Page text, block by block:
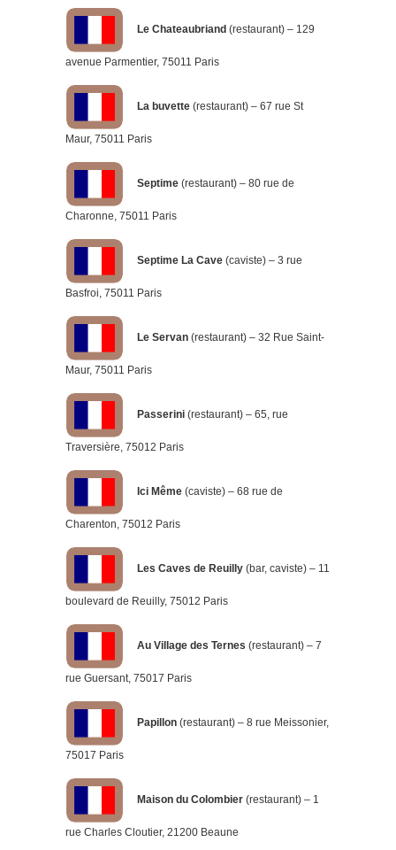
Le Chateaubriand (restaurant) – 129
avenue Parmentier, 75011 Paris
La buvette (restaurant) – 67 rue St
Maur, 75011 Paris
Septime (restaurant) – 80 rue de
Charonne, 75011 Paris
Septime La Cave (caviste) – 3 rue
Basfroi, 75011 Paris
Le Servan (restaurant) – 32 Rue Saint-
Maur, 75011 Paris
Passerini (restaurant) – 65, rue
Traversière, 75012 Paris
Ici Même (caviste) – 68 rue de
Charenton, 75012 Paris
Les Caves de Reuilly (bar, caviste) – 11
boulevard de Reuilly, 75012 Paris
Au Village des Ternes (restaurant) – 7
rue Guersant, 75017 Paris
Papillon (restaurant) – 8 rue Meissonier,
75017 Paris
Maison du Colombier (restaurant) – 1
rue Charles Cloutier, 21200 Beaune